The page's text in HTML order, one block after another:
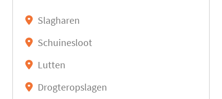
Slagharen
Schuinesloot
Lutten
Drogteropslagen